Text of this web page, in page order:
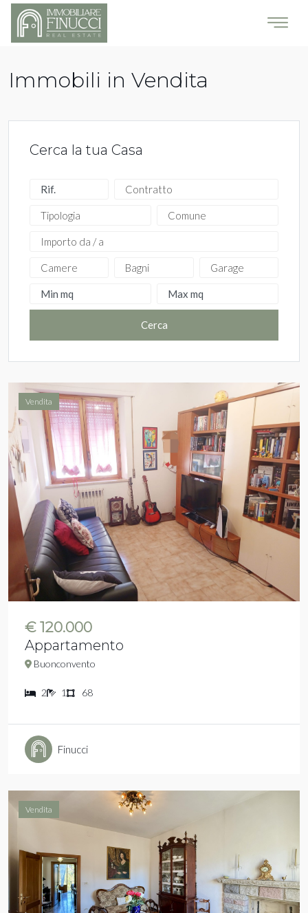
Immobili in Vendita
Cerca la tua Casa
Cerca
Vendita
€ 120.000
Appartamento
Buonconvento
2 1 68
Finucci
Vendita